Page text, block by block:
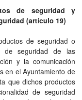
de seguridad y
(artículo 19)
de seguridad o
de seguridad de las
y la comunicación
en el Ayuntamiento de
que dichos productos
de seguridad